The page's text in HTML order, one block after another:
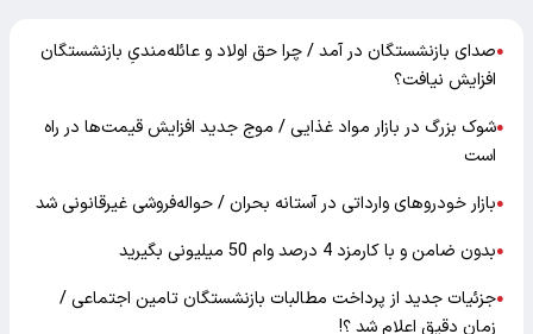
●صدای بازنشستگان در آمد / چرا حق اولاد و عائله‌مندیِ بازنشستگان
افزایش نیافت؟
●شوک بزرگ در بازار مواد غذایی / موج جدید افزایش قیمت‌ها در راه
است
●بازار خودرو‌های وارداتی در آستانه بحران / حواله‌فروشی غیرقانونی شد
●بدون ضامن و با کارمزد 4 درصد وام 50 میلیونی بگیرید
●جزئیات جدید از پرداخت مطالبات بازنشستگان تامین اجتماعی /
زمان دقیق اعلام شد ؟!